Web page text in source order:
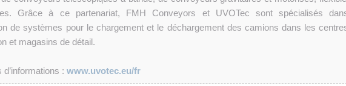
Grâce à ce partenariat, FMH Conveyors et UVOTec sont spécialisés
de systèmes pour le chargement et le déchargement des camions dans les
et magasins de détail.
d’informations : www.uvotec.eu/fr